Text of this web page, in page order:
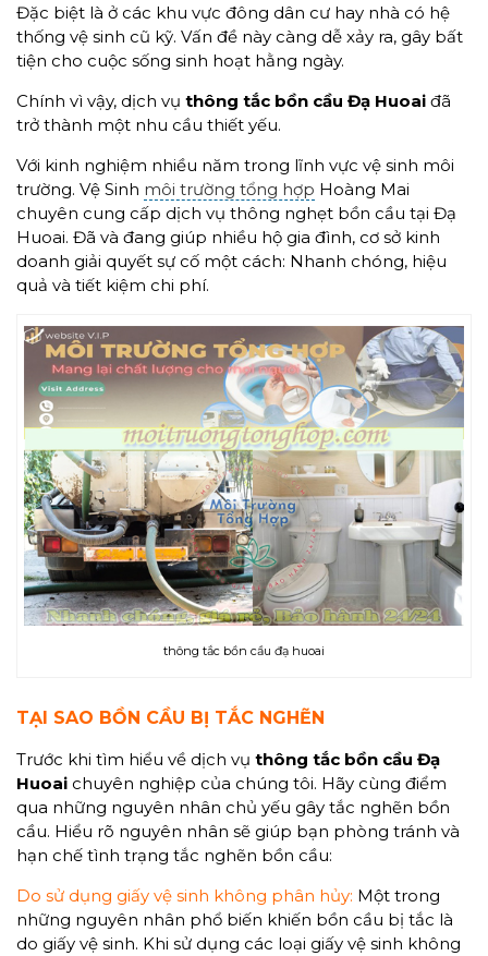
Đặc biệt là ở các khu vực đông dân cư hay nhà có hệ
thống vệ sinh cũ kỹ. Vấn đề này càng dễ xảy ra, gây bất
tiện cho cuộc sống sinh hoạt hằng ngày.
Chính vì vậy, dịch vụ thông tắc bồn cầu Đạ Huoai đã
trở thành một nhu cầu thiết yếu.
Với kinh nghiệm nhiều năm trong lĩnh vực vệ sinh môi
trường. Vệ Sinh môi trường tổng hợp Hoàng Mai
chuyên cung cấp dịch vụ thông nghẹt bồn cầu tại Đạ
Huoai. Đã và đang giúp nhiều hộ gia đình, cơ sở kinh
doanh giải quyết sự cố một cách: Nhanh chóng, hiệu
quả và tiết kiệm chi phí.
thông tắc bồn cầu đạ huoai
TẠI SAO BỒN CẦU BỊ TẮC NGHẼN
Trước khi tìm hiểu về dịch vụ thông tắc bồn cầu Đạ
Huoai chuyên nghiệp của chúng tôi. Hãy cùng điểm
qua những nguyên nhân chủ yếu gây tắc nghẽn bồn
cầu. Hiểu rõ nguyên nhân sẽ giúp bạn phòng tránh và
hạn chế tình trạng tắc nghẽn bồn cầu:
Do sử dụng giấy vệ sinh không phân hủy: Một trong
những nguyên nhân phổ biến khiến bồn cầu bị tắc là
do giấy vệ sinh. Khi sử dụng các loại giấy vệ sinh không